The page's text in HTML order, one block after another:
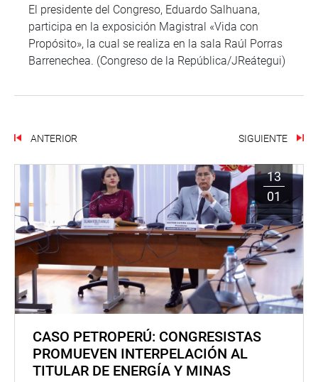
El presidente del Congreso, Eduardo Salhuana,
participa en la exposición Magistral «Vida con
Propósito», la cual se realiza en la sala Raúl Porras
Barrenechea. (Congreso de la República/JReátegui)
ANTERIOR SIGUIENTE
13
01
CASO PETROPERÚ: CONGRESISTAS
PROMUEVEN INTERPELACIÓN AL
TITULAR DE ENERGÍA Y MINAS